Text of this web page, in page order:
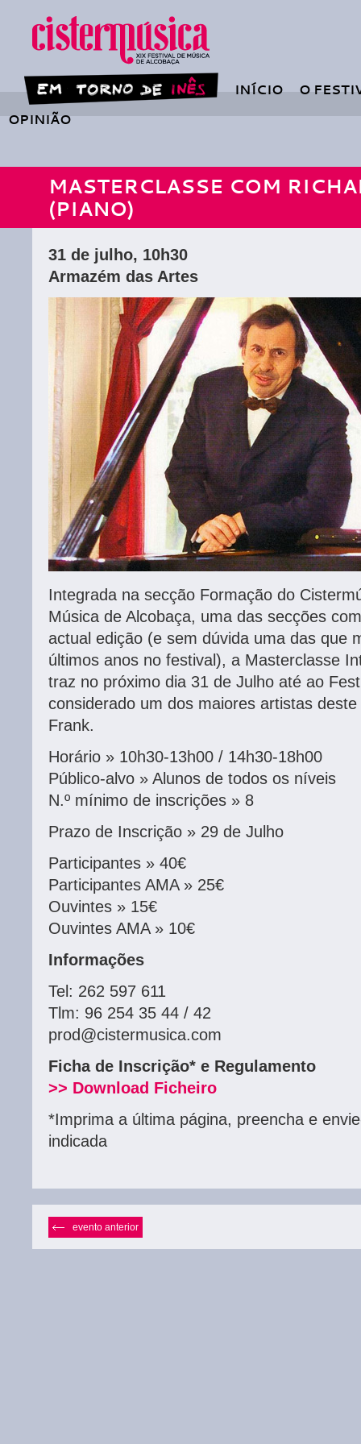
INÍCIO
O
OPINIÃO
MASTERCLASSE COM
(PIANO)
31 de julho, 10h30
Armazém das Artes
Integrada na secção Formação do
Música de Alcobaça, uma das secções
actual edição (e sem dúvida uma das que
últimos anos no festival), a Masterclasse
traz no próximo dia 31 de Julho até ao
considerado um dos maiores artistas
Frank.
Horário » 10h30-13h00 / 14h30-18h00
Público-alvo » Alunos de todos os níveis
N.º mínimo de inscrições » 8
Prazo de Inscrição » 29 de Julho
Participantes » 40€
Participantes AMA » 25€
Ouvintes » 15€
Ouvintes AMA » 10€
Informações
Tel: 262 597 611
Tlm: 96 254 35 44 / 42
prod@cistermusica.com
Ficha de Inscrição* e Regulamento
>> Download Ficheiro
*Imprima a última página, preencha e
indicada
evento anterior